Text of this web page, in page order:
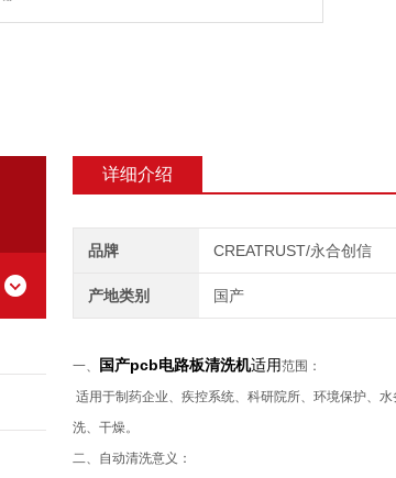
详细介绍
品牌 CREATRUST/永合创信
产地类别 国产
一、 国产pcb电路板清洗机适用范围：
适用于制药企业、疾控系统、科研院所、环境保护、
洗、干燥。
二、 自动清洗意义：